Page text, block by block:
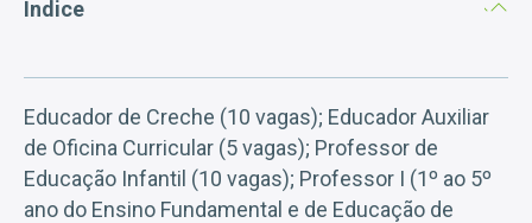
Índice
Educador de Creche (10 vagas); Educador Auxiliar
de Oficina Curricular (5 vagas); Professor de
Educação Infantil (10 vagas); Professor I (1º ao 5º
ano do Ensino Fundamental e de Educação de